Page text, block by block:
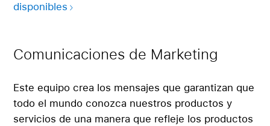
disponibles
Comunicaciones de Marketing
Este equipo crea los mensajes que garantizan que
todo el mundo conozca nuestros productos y
servicios de una manera que refleje los productos